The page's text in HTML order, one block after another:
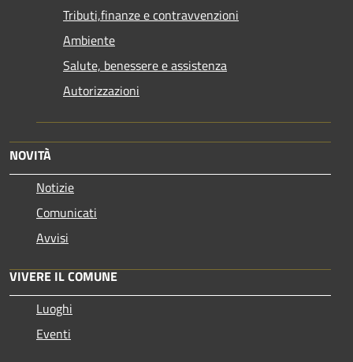
Tributi,finanze e contravvenzioni
Ambiente
Salute, benessere e assistenza
Autorizzazioni
NOVITÀ
Notizie
Comunicati
Avvisi
VIVERE IL COMUNE
Luoghi
Eventi